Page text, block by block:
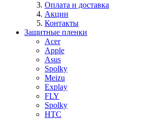
Оплата и доставка
Акции
Контакты
Защитные пленки
Acer
Apple
Asus
Spolky
Meizu
Explay
FLY
Spolky
HTC